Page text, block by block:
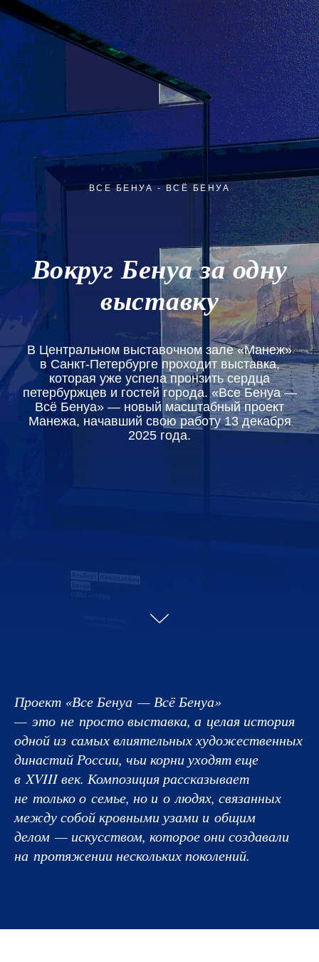
ВСЕ БЕНУА - ВСЁ БЕНУА
Вокруг Бенуа за одну
выставку
В Центральном выставочном зале «Манеж»
в Санкт-Петербурге проходит выставка,
которая уже успела пронзить сердца
петербуржцев и гостей города. «Все Бенуа —
Всё Бенуа» — новый масштабный проект
Манежа, начавший свою работу 13 декабря
2025 года.
Проект «Все Бенуа — Всё Бенуа»
— это не просто выставка, а целая история
одной из самых влиятельных художественных
династий России, чьи корни уходят еще
в XVIII век. Композиция рассказывает
не только о семье, но и о людях, связанных
между собой кровными узами и общим
делом — искусством, которое они создавали
на протяжении нескольких поколений.